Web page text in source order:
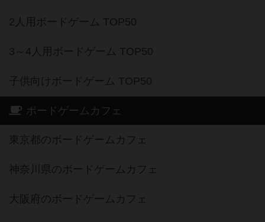
2人用ボードゲーム TOP50
3～4人用ボードゲーム TOP50
子供向けボードゲーム TOP50
ボードゲームカフェ
東京都のボードゲームカフェ
神奈川県のボードゲームカフェ
大阪府のボードゲームカフェ